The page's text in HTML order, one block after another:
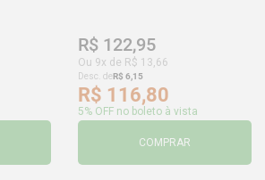
R$ 122,95
Ou 9x de R$ 13,66
Desc. deR$ 6,15
R$ 116,80
5% OFF no boleto à vista
COMPRAR